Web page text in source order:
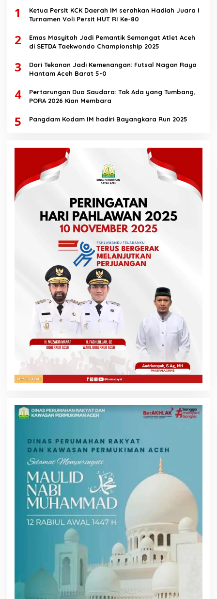
1
Ketua Persit KCK Daerah IM serahkan Hadiah Juara I
Turnamen Voli Persit HUT RI Ke-80
2
Emas Masyitah Jadi Pemantik Semangat Atlet Aceh
di SETDA Taekwondo Championship 2025
3
Dari Tekanan Jadi Kemenangan: Futsal Nagan Raya
Hantam Aceh Barat 5-0
4
Pertarungan Dua Saudara: Tak Ada yang Tumbang,
PORA 2026 Kian Membara
5 Pangdam Kodam IM hadiri Bayangkara Run 2025